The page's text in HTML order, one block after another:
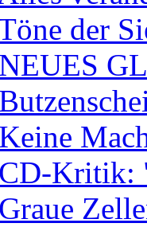
der
Kritik: